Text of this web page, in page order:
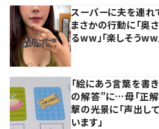
スーパーに夫を連れ
まさかの行動に「奥
るww」「楽しそうww
「絵にあう言葉を書
の解答”に…母「正解
撃の光景に「声出し
います」